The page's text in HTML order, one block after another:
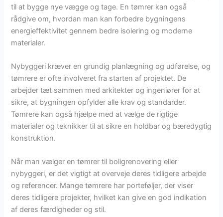
til at bygge nye vægge og tage. En tømrer kan også
rådgive om, hvordan man kan forbedre bygningens
energieffektivitet gennem bedre isolering og moderne
materialer.
Nybyggeri kræver en grundig planlægning og udførelse, og
tømrere er ofte involveret fra starten af projektet. De
arbejder tæt sammen med arkitekter og ingeniører for at
sikre, at bygningen opfylder alle krav og standarder.
Tømrere kan også hjælpe med at vælge de rigtige
materialer og teknikker til at sikre en holdbar og bæredygtig
konstruktion.
Når man vælger en tømrer til boligrenovering eller
nybyggeri, er det vigtigt at overveje deres tidligere arbejde
og referencer. Mange tømrere har porteføljer, der viser
deres tidligere projekter, hvilket kan give en god indikation
af deres færdigheder og stil.